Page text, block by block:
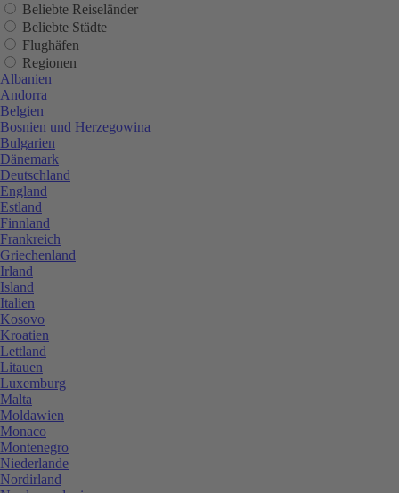
Beliebte Reiseländer
Beliebte Städte
Flughäfen
Regionen
Albanien
Andorra
Belgien
Bosnien und Herzegowina
Bulgarien
Dänemark
Deutschland
England
Estland
Finnland
Frankreich
Griechenland
Irland
Island
Italien
Kosovo
Kroatien
Lettland
Litauen
Luxemburg
Malta
Moldawien
Monaco
Montenegro
Niederlande
Nordirland